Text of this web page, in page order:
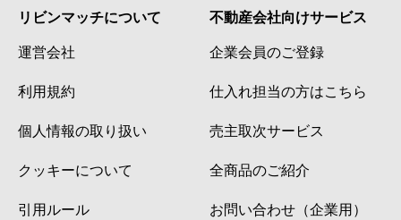
リビンマッチについて
運営会社
利用規約
個人情報の取り扱い
クッキーについて
引用ルール
不動産会社向けサービス
企業会員のご登録
仕入れ担当の方はこちら
売主取次サービス
全商品のご紹介
お問い合わせ（企業用）